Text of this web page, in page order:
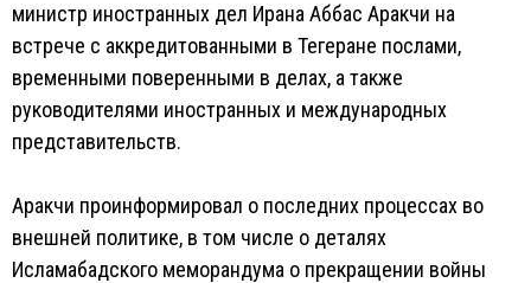
министр иностранных дел Ирана Аббас Аракчи на
встрече с аккредитованными в Тегеране послами,
временными поверенными в делах, а также
руководителями иностранных и международных
представительств.
Аракчи проинформировал о последних процессах во
внешней политике, в том числе о деталях
Исламабадского меморандума о прекращении войны